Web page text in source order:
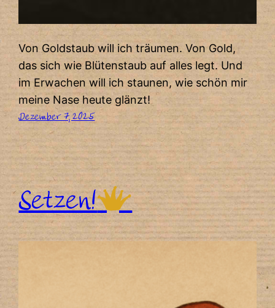
Von Goldstaub will ich träumen. Von Gold,
das sich wie Blütenstaub auf alles legt. Und
im Erwachen will ich staunen, wie schön mir
meine Nase heute glänzt!
Dezember 7, 2025
Setzen!